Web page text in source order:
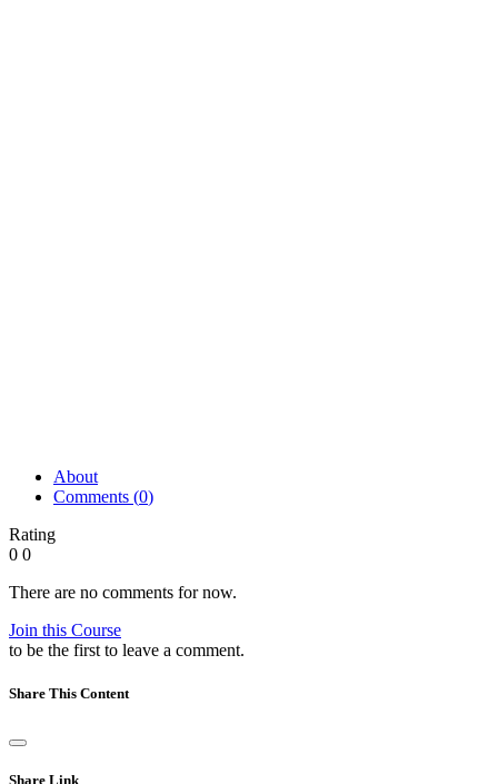
About
Comments (0)
Rating
0 0
There are no comments for now.
Join this Course
to be the first to leave a comment.
Share This Content
Share Link